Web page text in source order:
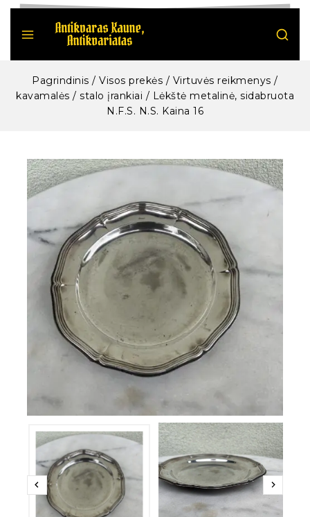
Pagrindinis / Visos prekės / Virtuvės reikmenys /
kavamalės / stalo įrankiai / Lėkštė metalinė, sidabruota
N.F.S. N.S. Kaina 16